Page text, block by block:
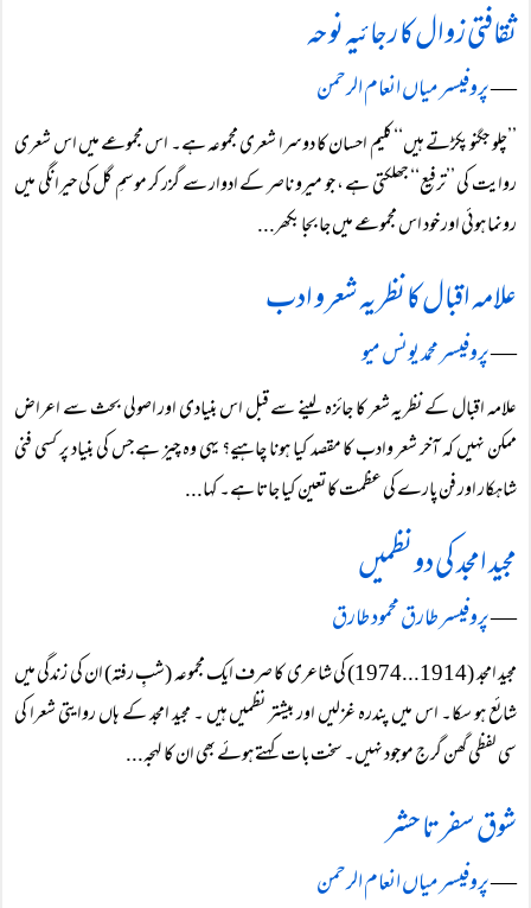
ثقافتی زوال کا رجائیہ نوحہ
―پروفیسر میاں انعام الرحمن
’’چلو جگنو پکڑتے ہیں‘‘ کلیم احسان کا دوسرا شعری مجموعہ ہے۔ اس مجموعے میں اس شعری
روایت کی ’’ترفیع‘‘ جھلکتی ہے ، جو میرو ناصر کے ادوار سے گزر کر موسمِ گل کی حیرانگی میں
رونما ہوئی اور خود اس مجموعے میں جا بجا بکھر...
علامہ اقبال کا نظریہ شعر و ادب
―پروفیسر محمد یونس میو
علامہ اقبال کے نظریہ شعر کا جائزہ لینے سے قبل اس بنیادی اور اصولی بحث سے اعراض
ممکن نہیں کہ آخر شعر وادب کا مقصد کیا ہونا چاہیے؟ یہی وہ چیز ہے جس کی بنیاد پر کسی فنی
شاہکار اور فن پارے کی عظمت کا تعین کیا جاتا ہے۔ کہا...
مجید امجد کی دو نظمیں
―پروفیسر طارق محمود طارق
مجید امجد (1914...1974) کی شاعری کا صرف ایک مجموعہ (شبِ رفتہ) ان کی زندگی میں
شائع ہو سکا۔ اس میں پندرہ غزلیں اور بیشتر نظمیں ہیں ۔ مجید امجد کے ہاں روایتی شعرا کی
سی لفظی گھن گرج موجود نہیں۔ سخت بات کہتے ہوئے بھی ان کا لہجہ...
شوق سفر تا حشر
―پروفیسر میاں انعام الرحمن